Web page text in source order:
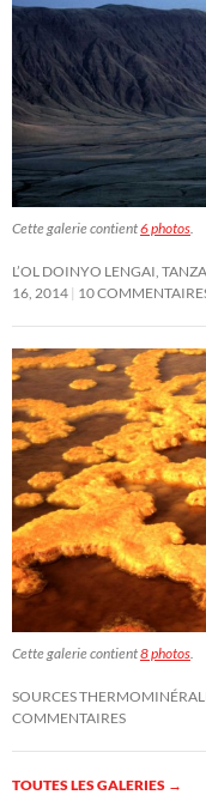
Cette galerie contient6 photos
L’OL DOINYO LENGAI,
16, 2014 10
Cette galerie contient8 photos
SOURCES
COMMENTAIRES
TOUTES LES GALERIES →